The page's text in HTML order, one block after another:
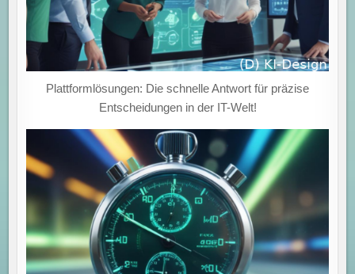
Plattformlösungen: Die schnelle Antwort für präzise
Entscheidungen in der IT-Welt!